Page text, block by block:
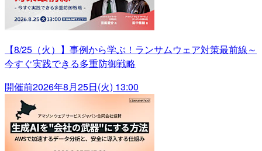
【8/25（火）】事例から学ぶ！ランサムウェア対策最前線～
今すぐ実践できる多重防御戦略
開催前2026年8月25日(火) 13:00